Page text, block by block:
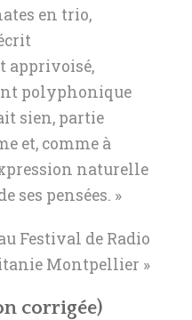
en trio,
apprivoisé,
polyphonique
sien, partie
et, comme à
naturelle
ses pensées. »
Festival de Radio
Montpellier »
corrigée)